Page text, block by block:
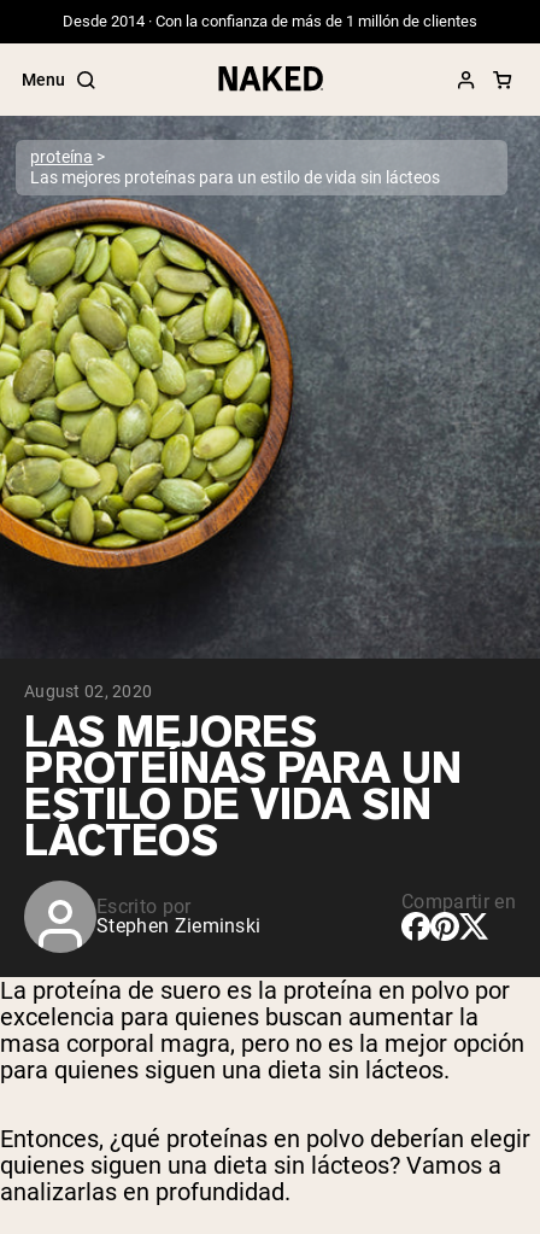
Desde 2014 · Con la confianza de más de 1 millón de clientes
Menu
Términos de Búsqueda Populares
”Protein Powder“
”Overnight Oats“
”Vegan protein“
”Collagen“
”Micellar Casein“
proteína
Las mejores proteínas para un estilo de vida sin lácteos
August 02, 2020
LAS MEJORES
PROTEÍNAS PARA UN
ESTILO DE VIDA SIN
LÁCTEOS
Escrito por
Stephen Zieminski
Compartir en
La proteína de suero es la proteína en polvo por
excelencia para quienes buscan aumentar la
masa corporal magra, pero no es la mejor opción
para quienes siguen una dieta sin lácteos.
Entonces, ¿qué proteínas en polvo deberían elegir
quienes siguen una dieta sin lácteos? Vamos a
analizarlas en profundidad.